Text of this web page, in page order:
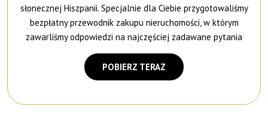
słonecznej Hiszpanii. Specjalnie dla Ciebie przygotowaliśmy
bezpłatny przewodnik zakupu nieruchomości, w którym
zawarliśmy odpowiedzi na najczęściej zadawane pytania
POBIERZ TERAZ